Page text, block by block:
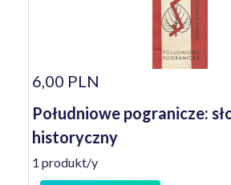
6,00 PLN
Południowe pogranicze:
historyczny
1 produkt/y